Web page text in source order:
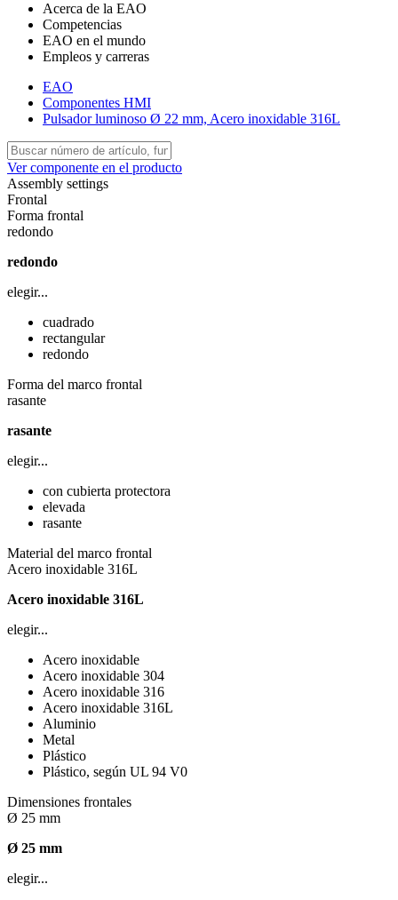
Acerca de la EAO
Competencias
EAO en el mundo
Empleos y carreras
EAO
Componentes HMI
Pulsador luminoso Ø 22 mm, Acero inoxidable 316L
Ver componente en el producto
Assembly settings
Frontal
Forma frontal
redondo
redondo
elegir...
cuadrado
rectangular
redondo
Forma del marco frontal
rasante
rasante
elegir...
con cubierta protectora
elevada
rasante
Material del marco frontal
Acero inoxidable 316L
Acero inoxidable 316L
elegir...
Acero inoxidable
Acero inoxidable 304
Acero inoxidable 316
Acero inoxidable 316L
Aluminio
Metal
Plástico
Plástico, según UL 94 V0
Dimensiones frontales
Ø 25 mm
Ø 25 mm
elegir...